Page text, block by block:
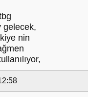
gelecek,
nin